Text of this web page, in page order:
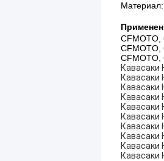
CFMOTO,
CFMOTO,
CFMOTO,
Кавасаки
Кавасаки
Кавасаки
Кавасаки
Кавасаки
Кавасаки
Кавасаки
Кавасаки
Кавасаки
Кавасаки